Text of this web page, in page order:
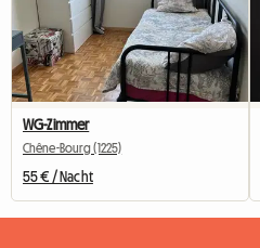
WG-Zimmer
Chêne-Bourg (1225)
55 € / Nacht